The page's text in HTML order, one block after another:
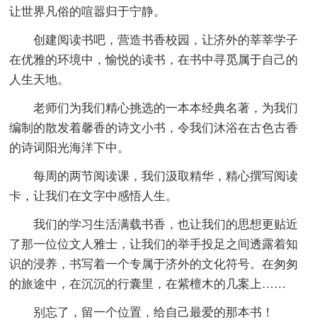
让世界凡俗的喧嚣归于宁静。
创建阅读书吧，营造书香校园，让济外的莘莘学子
在优雅的环境中，愉悦的读书，在书中寻觅属于自己的
人生天地。
老师们为我们精心挑选的一本本经典名著，为我们
编制的散发着馨香的诗文小书，令我们沐浴在古色古香
的诗词阳光海洋下中。
每周的两节阅读课，我们汲取精华，精心撰写阅读
卡，让我们在文字中感悟人生。
我们的学习生活满载书香，也让我们的思想更贴近
了那一位位文人雅士，让我们的举手投足之间透露着知
识的浸养，书写着一个专属于济外的文化符号。在匆匆
的旅途中，在沉沉的行囊里，在紫檀木的几案上……
别忘了，留一个位置，给自己最爱的那本书！